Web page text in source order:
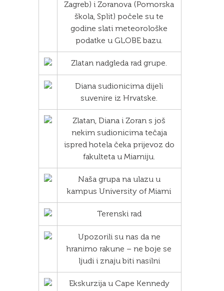
Zagreb) i Zoranova (Pomorska
škola, Split) počele su te
godine slati meteorološke
podatke u GLOBE bazu.
Zlatan nadgleda rad grupe.
Diana sudionicima dijeli
suvenire iz Hrvatske.
Zlatan, Diana i Zoran s još
nekim sudionicima tečaja
ispred hotela čeka prijevoz do
fakulteta u Miamiju.
Naša grupa na ulazu u
kampus University of Miami
Terenski rad
Upozorili su nas da ne
hranimo rakune – ne boje se
ljudi i znaju biti nasilni
Ekskurzija u Cape Kennedy